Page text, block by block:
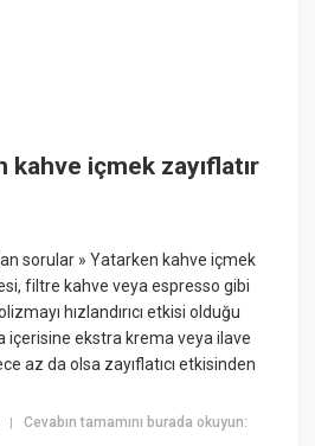
içmek zayıflatır
sorular » Yatarken kahve içmek
filtre kahve veya espresso gibi
hızlandırıcı etkisi olduğu
içerisine ekstra krema veya ilave
az da olsa zayıflatıcı etkisinden
|Cevabın tamamını burada okuyun: